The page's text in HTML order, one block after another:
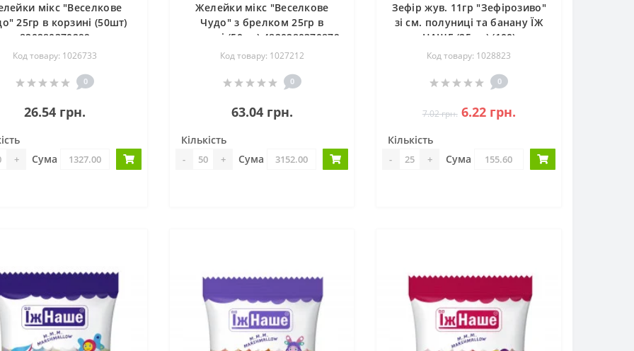
мікс "Веселкове
25гр в корзині (50шт)
820280370299
Код товару: 1026733
0
26.54 грн.
+ Сума
Желейки мікс "Веселкове
Чудо" з брелком 25гр в
корзині (50шт) 4820280370879
Код товару: 1027212
0
63.04 грн.
Кількість
- + Сума
Зефір жув. 11гр "Зефірозиво"
зі см. полуниці та банану ЇЖ
НАШЕ (25шт) (100)
Код товару: 1028823
0
7.02 грн. 6.22 грн.
Кількість
- + Сума